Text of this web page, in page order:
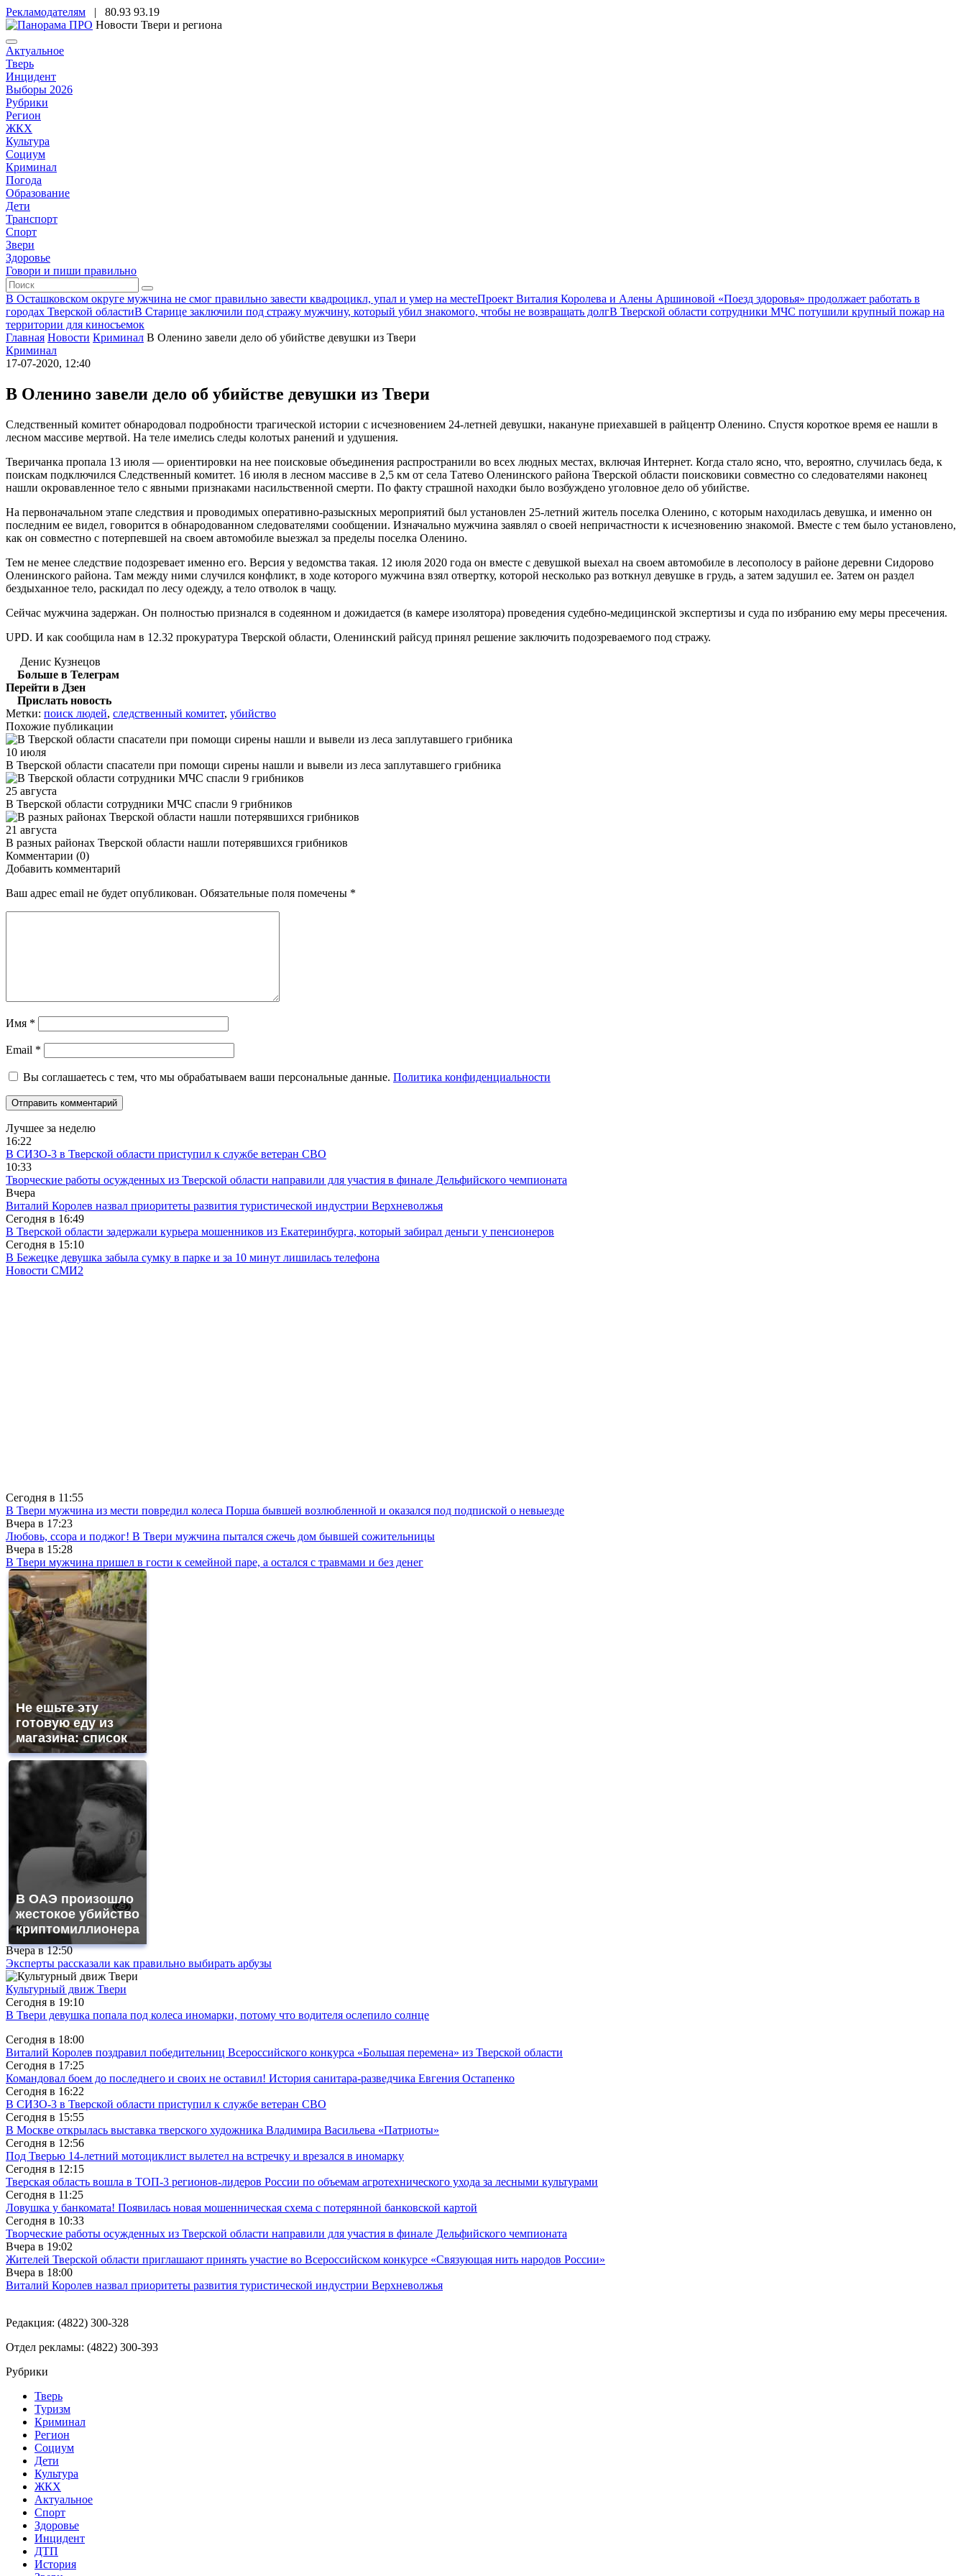
Рекламодателям | 80.93 93.19
Новости Твери и региона
Актуальное
Тверь
Инцидент
Выборы 2026
Рубрики
Регион
ЖКХ
Культура
Социум
Криминал
Погода
Образование
Дети
Транспорт
Спорт
Звери
Здоровье
Говори и пиши правильно
В Осташковском округе мужчина не смог правильно завести квадроцикл, упал и умер на местеПроект Виталия Королева и Алены Аршиновой «Поезд здоровья» продолжает работать в
городах Тверской областиВ Старице заключили под стражу мужчину, который убил знакомого, чтобы не возвращать долгВ Тверской области сотрудники МЧС потушили крупный пожар на
территории для киносъемок
Главная Новости Криминал В Оленино завели дело об убийстве девушки из Твери
Криминал
17-07-2020, 12:40
В Оленино завели дело об убийстве девушки из Твери
Следственный комитет обнародовал подробности трагической истории с исчезновением 24-летней девушки, накануне приехавшей в райцентр Оленино. Спустя короткое время ее нашли в
лесном массиве мертвой. На теле имелись следы колотых ранений и удушения.
Тверичанка пропала 13 июля — ориентировки на нее поисковые объединения распространили во всех людных местах, включая Интернет. Когда стало ясно, что, вероятно, случилась беда, к
поискам подключился Следственный комитет. 16 июля в лесном массиве в 2,5 км от села Татево Оленинского района Тверской области поисковики совместно со следователями наконец
нашли окровавленное тело с явными признаками насильственной смерти. По факту страшной находки было возбуждено уголовное дело об убийстве.
На первоначальном этапе следствия и проводимых оперативно-разыскных мероприятий был установлен 25-летний житель поселка Оленино, с которым находилась девушка, и именно он
последним ее видел, говорится в обнародованном следователями сообщении. Изначально мужчина заявлял о своей непричастности к исчезновению знакомой. Вместе с тем было установлено,
как он совместно с потерпевшей на своем автомобиле выезжал за пределы поселка Оленино.
Тем не менее следствие подозревает именно его. Версия у ведомства такая. 12 июля 2020 года он вместе с девушкой выехал на своем автомобиле в лесополосу в районе деревни Сидорово
Оленинского района. Там между ними случился конфликт, в ходе которого мужчина взял отвертку, которой несколько раз воткнул девушке в грудь, а затем задушил ее. Затем он раздел
бездыханное тело, раскидал по лесу одежду, а тело отволок в чащу.
Сейчас мужчина задержан. Он полностью признался в содеянном и дожидается (в камере изолятора) проведения судебно-медицинской экспертизы и суда по избранию ему меры пресечения.
UPD. И как сообщила нам в 12.32 прокуратура Тверской области, Оленинский райсуд принял решение заключить подозреваемого под стражу.
Денис Кузнецов
Больше в Телеграм
Перейти в Дзен
Прислать новость
Метки: поиск людей, следственный комитет, убийство
Похожие публикации
10 июля
В Тверской области спасатели при помощи сирены нашли и вывели из леса заплутавшего грибника
25 августа
В Тверской области сотрудники МЧС спасли 9 грибников
21 августа
В разных районах Тверской области нашли потерявшихся грибников
Комментарии (0)
Добавить комментарий
Ваш адрес email не будет опубликован. Обязательные поля помечены *
Имя *
Email *
Вы соглашаетесь с тем, что мы обрабатываем ваши персональные данные. Политика конфиденциальности
Лучшее за неделю
16:22
В СИЗО-3 в Тверской области приступил к службе ветеран СВО
10:33
Творческие работы осужденных из Тверской области направили для участия в финале Дельфийского чемпионата
Вчера
Виталий Королев назвал приоритеты развития туристической индустрии Верхневолжья
Сегодня в 16:49
В Тверской области задержали курьера мошенников из Екатеринбурга, который забирал деньги у пенсионеров
Сегодня в 15:10
В Бежецке девушка забыла сумку в парке и за 10 минут лишилась телефона
Новости СМИ2
Сегодня в 11:55
В Твери мужчина из мести повредил колеса Порша бывшей возлюбленной и оказался под подпиской о невыезде
Вчера в 17:23
Любовь, ссора и поджог! В Твери мужчина пытался сжечь дом бывшей сожительницы
Вчера в 15:28
В Твери мужчина пришел в гости к семейной паре, а остался с травмами и без денег
Не ешьте эту
готовую еду из
магазина: список
В ОАЭ произошло
жестокое убийство
криптомиллионера
Вчера в12:50
Эксперты рассказали как правильно выбирать арбузы
Культурный движ Твери
Сегодня в 19:10
В Твери девушка попала под колеса иномарки, потому что водителя ослепило солнце
Сегодня в 18:00
Виталий Королев поздравил победительниц Всероссийского конкурса «Большая перемена» из Тверской области
Сегодня в 17:25
Командовал боем до последнего и своих не оставил! История санитара-разведчика Евгения Остапенко
Сегодня в 16:22
В СИЗО-3 в Тверской области приступил к службе ветеран СВО
Сегодня в 15:55
В Москве открылась выставка тверского художника Владимира Васильева «Патриоты»
Сегодня в 12:56
Под Тверью 14-летний мотоциклист вылетел на встречку и врезался в иномарку
Сегодня в 12:15
Тверская область вошла в ТОП-3 регионов-лидеров России по объемам агротехнического ухода за лесными культурами
Сегодня в 11:25
Ловушка у банкомата! Появилась новая мошенническая схема с потерянной банковской картой
Сегодня в 10:33
Творческие работы осужденных из Тверской области направили для участия в финале Дельфийского чемпионата
Вчера в 19:02
Жителей Тверской области приглашают принять участие во Все­рос­сий­ско­м конкурсе «Свя­зу­ю­щая нить на­ро­дов Рос­сии»
Вчера в 18:00
Виталий Королев назвал приоритеты развития туристической индустрии Верхневолжья
Редакция: (4822) 300-328
Отдел рекламы: (4822) 300-393
Рубрики
Тверь
Туризм
Криминал
Регион
Социум
Дети
Культура
ЖКХ
Актуальное
Спорт
Здоровье
Инцидент
ДТП
История